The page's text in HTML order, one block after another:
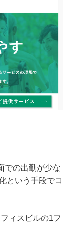
での出勤が少な
という手段でコ
ィスビルの1フ